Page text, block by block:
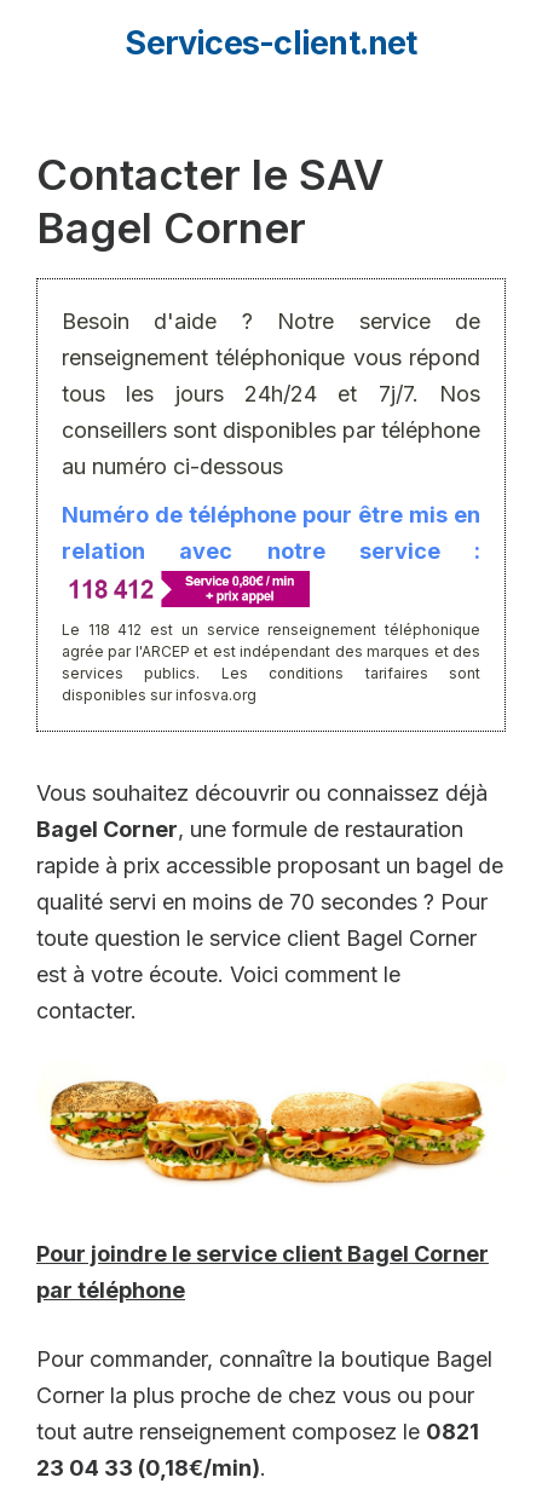
Services-client.net
Contacter le SAV
Bagel Corner
Besoin d'aide ? Notre service de
renseignement téléphonique vous répond
tous les jours 24h/24 et 7j/7. Nos
conseillers sont disponibles par téléphone
au numéro ci-dessous
Numéro de téléphone pour être mis en
relation avec notre service :
Le 118 412 est un service renseignement téléphonique
agrée par l'ARCEP et est indépendant des marques et des
services publics. Les conditions tarifaires sont
disponibles sur infosva.org
Vous souhaitez découvrir ou connaissez déjà
Bagel Corner, une formule de restauration
rapide à prix accessible proposant un bagel de
qualité servi en moins de 70 secondes ? Pour
toute question le service client Bagel Corner
est à votre écoute. Voici comment le
contacter.
Pour joindre le service client Bagel Corner
par téléphone
Pour commander, connaître la boutique Bagel
Corner la plus proche de chez vous ou pour
tout autre renseignement composez le 0821
23 04 33 (0,18€/min).